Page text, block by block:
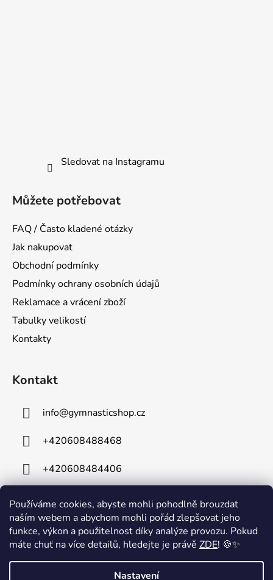
Používáme cookies, abyste mohli pohodlně brouzdat
naším webem a abychom mohli pořád zlepšovat jeho
funkce, výkon a použitelnost díky analýze provozu. Pokud
máte chuť na více detailů, hledejte je právě ZDE! 🍪✨
Nastavení
⚠️ Technické komplikace⚠️ Z důvodu technických problémů je mimo
Sledovat na Instagramu
Můžete potřebovat
FAQ / Často kladené otázky
Jak nakupovat
Obchodní podmínky
Podmínky ochrany osobních údajů
Reklamace a vrácení zboží
Tabulky velikostí
Kontakty
Kontakt
info@gymnasticshop.cz
+420608488468
+420608484406